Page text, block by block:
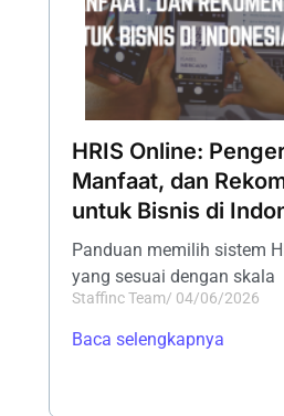
HRIS Online:
Manfaat, dan
untuk Bisnis di
Panduan memilih sistem
yang sesuai dengan skala
Staffinc Team/ 04/06/2026
Baca selengkapnya